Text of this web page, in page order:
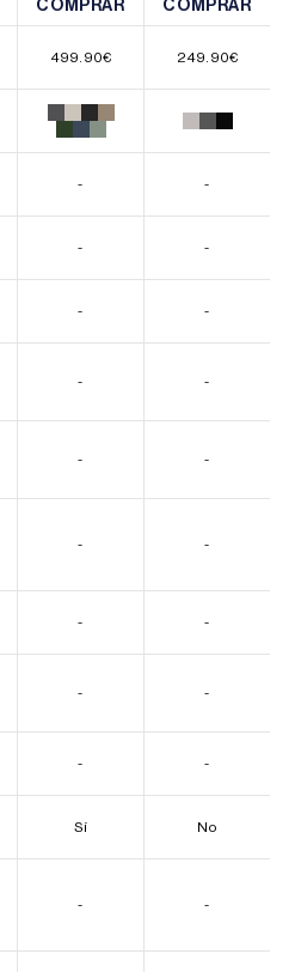
COMPRAR
COMPRAR
COMPRAR
COMPRAR
499.90€ 249.90€
- -
- -
- -
- -
- -
- -
- -
- -
- -
Sí No
- -